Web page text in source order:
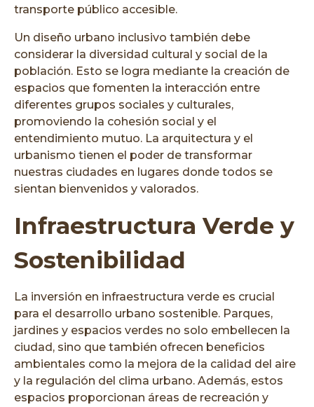
transporte público accesible.
Un diseño urbano inclusivo también debe
considerar la diversidad cultural y social de la
población. Esto se logra mediante la creación de
espacios que fomenten la interacción entre
diferentes grupos sociales y culturales,
promoviendo la cohesión social y el
entendimiento mutuo. La arquitectura y el
urbanismo tienen el poder de transformar
nuestras ciudades en lugares donde todos se
sientan bienvenidos y valorados.
Infraestructura Verde y
Sostenibilidad
La inversión en infraestructura verde es crucial
para el desarrollo urbano sostenible. Parques,
jardines y espacios verdes no solo embellecen la
ciudad, sino que también ofrecen beneficios
ambientales como la mejora de la calidad del aire
y la regulación del clima urbano. Además, estos
espacios proporcionan áreas de recreación y